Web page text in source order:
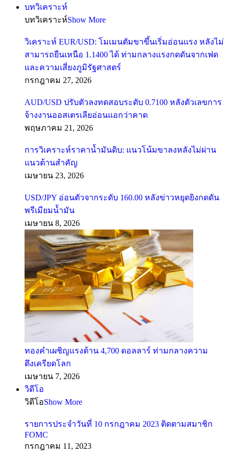
บทวิเคราะห์
บทวิเคราะห์Show More
วิเคราะห์ EUR/USD: โมเมนตัมขาขึ้นเริ่มอ่อนแรง หลังไม่
สามารถยืนเหนือ 1.1400 ได้ ท่ามกลางแรงกดดันจากเฟด
และความเสี่ยงภูมิรัฐศาสตร์
กรกฎาคม 27, 2026
AUD/USD ปรับตัวลงทดสอบระดับ 0.7100 หลังตัวเลขการ
จ้างงานออสเตรเลียอ่อนแอกว่าคาด
พฤษภาคม 21, 2026
การวิเคราะห์ราคาน้ำมันดิบ: แนวโน้มขาลงหลังไม่ผ่าน
แนวต้านสำคัญ
เมษายน 23, 2026
USD/JPY อ่อนตัวจากระดับ 160.00 หลังข่าวหยุดยิงกดดัน
พรีเมียมน้ำมัน
เมษายน 8, 2026
ทองคำเผชิญแรงต้าน 4,700 ดอลลาร์ ท่ามกลางความ
ตึงเครียดโลก
เมษายน 7, 2026
วิดีโอ
วิดีโอShow More
รายการประจำวันที่ 10 กรกฎาคม 2023 ติดตามสมาชิก
FOMC
กรกฎาคม 11, 2023